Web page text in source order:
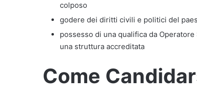
colposo
godere dei diritti civili e politici del
possesso di una qualifica da
una struttura accreditata
Come